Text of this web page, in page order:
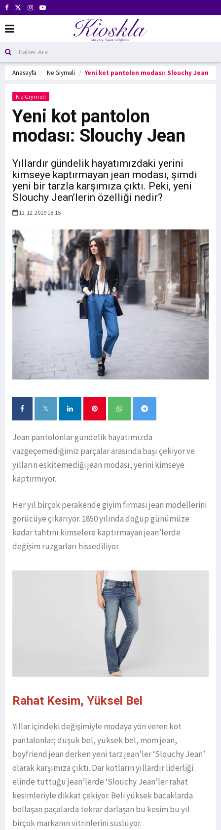
Anasayfa Ne Giymeli Yeni kot pantolon modası: Slouchy Jean
Ne Giymeli
Yeni kot pantolon
modası: Slouchy Jean
Yıllardır gündelik hayatımızdaki yerini
kimseye kaptırmayan jean modası, şimdi
yeni bir tarzla karşımıza çıktı. Peki, yeni
Slouchy Jean’lerin özelliği nedir?
12-12-2019 18:15
Jean pantolonlar gündelik hayatımızda
vazgeçemediğimiz parçalar arasında başı çekiyor ve
yılların eskitemediği jean modası, yerini kimseye
kaptırmıyor.
Her yıl birçok perakende giyim firması jean modellerini
görücüye çıkarıyor. 1850 yılında doğup günümüze
kadar tahtını kimselere kaptırmayan jean’lerde
değişim rüzgarları hissediliyor.
Rahat Kesim, Yüksel Bel
Yıllar içindeki değişimiyle modaya yön veren kot
pantalonlar; düşük bel, yüksek bel, mom jean,
boyfriend jean derken yeni tarz jean’ler ‘Slouchy Jean’
olarak karşımıza çıktı. Dar kotların yıllardır liderliği
elinde tuttuğu jean’lerde ‘Slouchy Jean’ler rahat
kesimleriyle dikkat çekiyor. Beli yüksek bacaklarda
bollaşan paçalarda tekrar darlaşan bu kesim bu yıl
birçok markanın vitrinlerini süslüyor.